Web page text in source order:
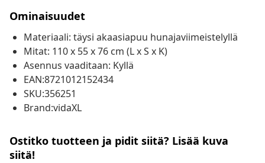
Ominaisuudet
Materiaali: täysi akaasiapuu hunajaviimeistelyllä
Mitat: 110 x 55 x 76 cm (L x S x K)
Asennus vaaditaan: Kyllä
EAN:8721012152434
SKU:356251
Brand:vidaXL
Ostitko tuotteen ja pidit siitä? Lisää kuva
siitä!